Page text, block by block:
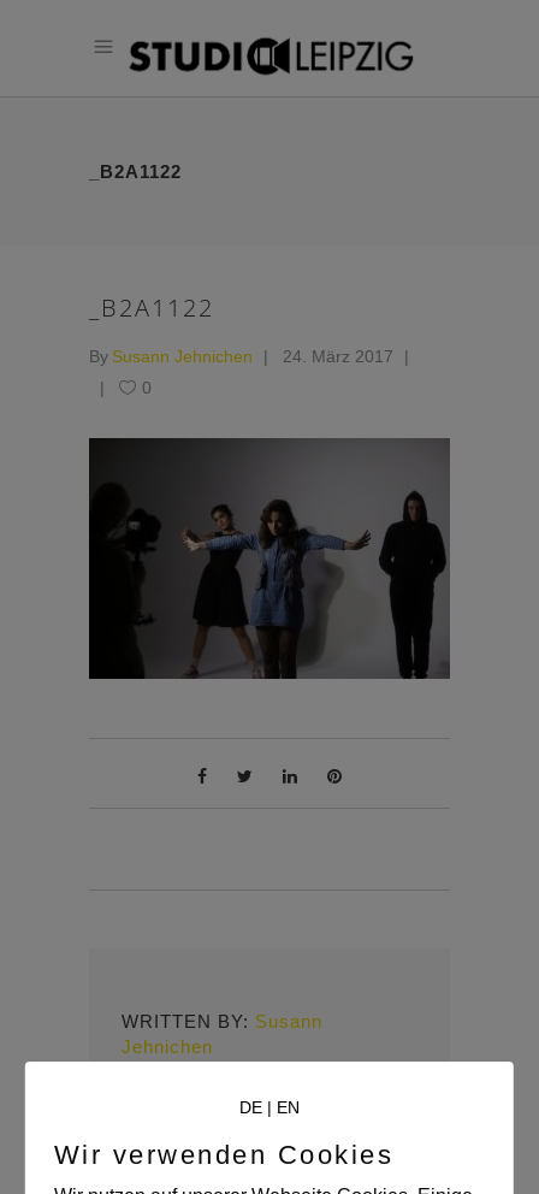
_B2A1122
_B2A1122
By Susann Jehnichen
24. März 2017
0
WRITTEN BY: Susann
Jehnichen
DE| EN
Wir verwenden Cookies